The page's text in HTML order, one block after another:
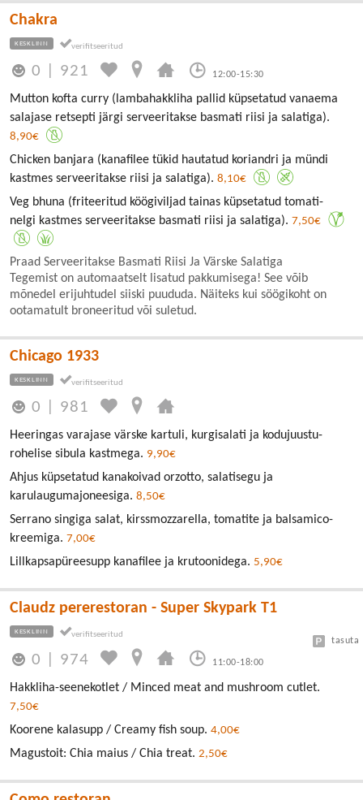
Chakra
KESKLINN
0 921 12:00-15:30
Mutton kofta curry (lambahakkliha pallid küpsetatud vanaema
salajase retsepti järgi serveeritakse basmati riisi ja salatiga).
8,90€
Chicken banjara (kanafilee tükid hautatud koriandri ja mündi
kastmes serveeritakse riisi ja salatiga). 8,10€
Veg bhuna (friteeritud köögiviljad tainas küpsetatud tomati-
nelgi kastmes serveeritakse basmati riisi ja salatiga). 7,50€
Praad Serveeritakse Basmati Riisi Ja Värske Salatiga
Tegemist on automaatselt lisatud pakkumisega! See võib
mõnedel erijuhtudel siiski puududa. Näiteks kui söögikoht on
ootamatult broneeritud või suletud.
Chicago 1933
KESKLINN
0 981
Heeringas varajase värske kartuli, kurgisalati ja kodujuustu-
rohelise sibula kastmega. 9,90€
Ahjus küpsetatud kanakoivad orzotto, salatisegu ja
karulaugumajoneesiga. 8,50€
Serrano singiga salat, kirssmozzarella, tomatite ja balsamico-
kreemiga. 7,00€
Lillkapsapüreesupp kanafilee ja krutoonidega. 5,90€
Claudz pererestoran - Super Skypark T1
KESKLINN
0 974 11:00-18:00
tasuta
Hakkliha-seenekotlet / Minced meat and mushroom cutlet.
7,50€
Koorene kalasupp / Creamy fish soup. 4,00€
Magustoit: Chia maius / Chia treat. 2,50€